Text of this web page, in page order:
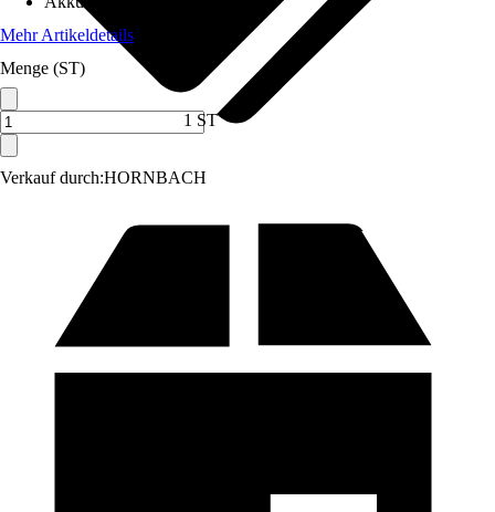
Verkauf durch:HORNBACH
Mehr Artikeldetails
Menge (ST)
1 ST